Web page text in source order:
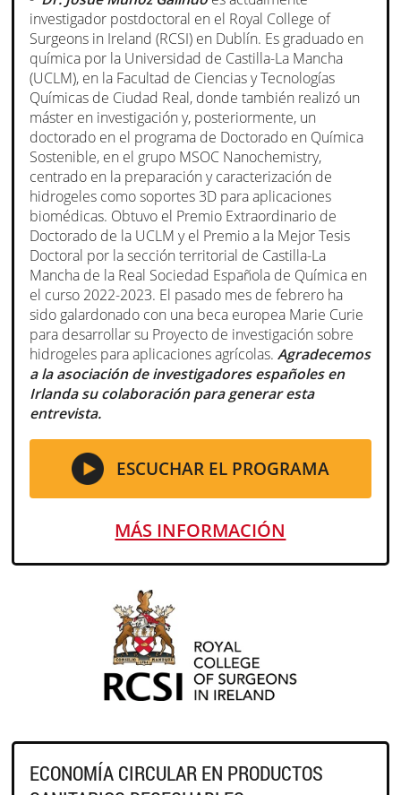
investigador postdoctoral en el Royal College of
Surgeons in Ireland (RCSI) en Dublín. Es graduado en
química por la Universidad de Castilla-La Mancha
(UCLM), en la Facultad de Ciencias y Tecnologías
Químicas de Ciudad Real, donde también realizó un
máster en investigación y, posteriormente, un
doctorado en el programa de Doctorado en Química
Sostenible, en el grupo MSOC Nanochemistry,
centrado en la preparación y caracterización de
hidrogeles como soportes 3D para aplicaciones
biomédicas. Obtuvo el Premio Extraordinario de
Doctorado de la UCLM y el Premio a la Mejor Tesis
Doctoral por la sección territorial de Castilla-La
Mancha de la Real Sociedad Española de Química en
el curso 2022-2023. El pasado mes de febrero ha
sido galardonado con una beca europea Marie Curie
para desarrollar su Proyecto de investigación sobre
hidrogeles para aplicaciones agrícolas.Agradecemos
a la asociación de investigadores españoles en
Irlanda su colaboración para generar esta
entrevista.
ESCUCHAR EL PROGRAMA
MÁS INFORMACIÓN
ECONOMÍA CIRCULAR EN PRODUCTOS